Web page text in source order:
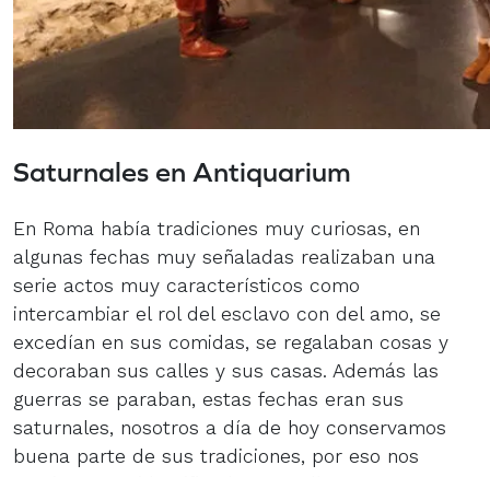
Saturnales en Antiquarium
En Roma había tradiciones muy curiosas, en
algunas fechas muy señaladas realizaban una
serie actos muy característicos como
intercambiar el rol del esclavo con del amo, se
excedían en sus comidas, se regalaban cosas y
decoraban sus calles y sus casas. Además las
guerras se paraban, estas fechas eran sus
saturnales, nosotros a día de hoy conservamos
buena parte de sus tradiciones, por eso nos